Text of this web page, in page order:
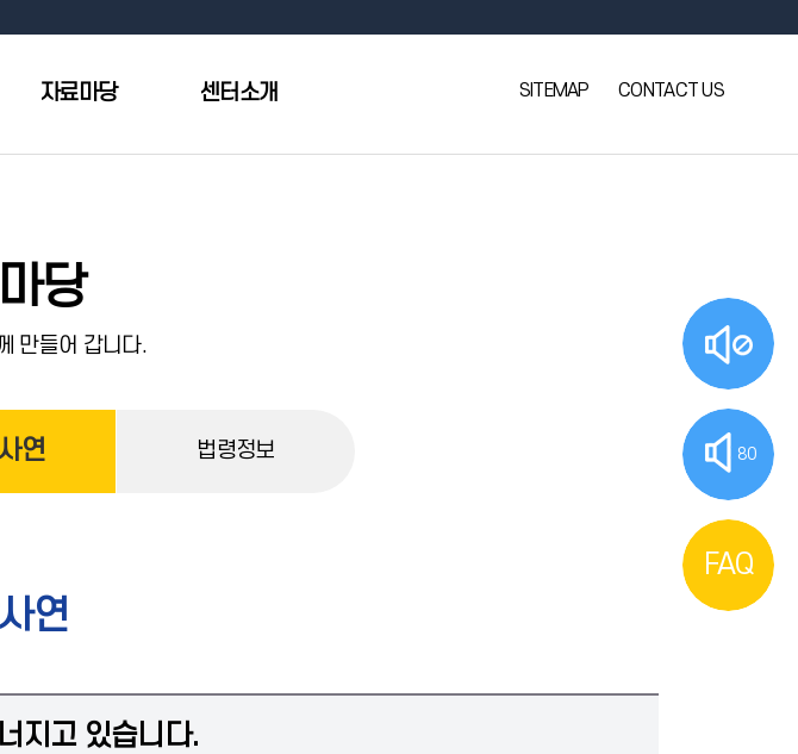
자료마당 센터소개 SITEMAP CONTACT US
80
FAQ
당
만들어 갑니다.
연 법령정보
연
지고 있습니다.